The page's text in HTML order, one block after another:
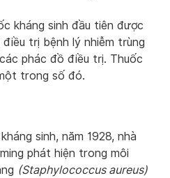
kháng sinh đầu tiên được
trị bệnh lý nhiễm trùng
phác đồ điều trị. Thuốc
trong số đó.
sinh, năm 1928, nhà
phát hiện trong môi
(Staphylococcus aureus)